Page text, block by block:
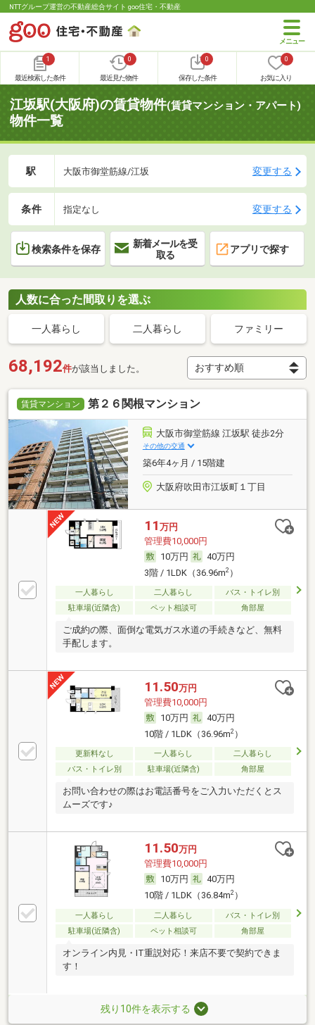
NTTグループ運営の不動産総合サイト goo住宅・不動産
1
最近検索した条件
0
最近見た物件
0
保存した条件
0
お気に入り
江坂駅(大阪府)の賃貸物件(賃貸マンション・アパート)
物件一覧
駅 大阪市御堂筋線/江坂 変更する
条件 指定なし 変更する
検索条件を保存
新着メールを受
取る
アプリで探す
人数に合った間取りを選ぶ
一人暮らし 二人暮らし ファミリー
68,192件が該当しました。
賃貸マンション 第２６関根マンション
大阪市御堂筋線 江坂駅 徒歩2分
その他の交通
築6年4ヶ月 / 15階建
大阪府吹田市江坂町１丁目
11 万円
管理費10,000円
10万円
40万円
3階 / 1LDK（36.96m2）
一人暮らし 二人暮らし
バス・トイレ別
駐車場(近隣含)
ペット相談可 角部屋
ご成約の際、面倒な電気ガス水道の手続きなど、無料
手配します。
11.50万円
管理費10,000円
10万円
40万円
10階 / 1LDK（36.96m2）
更新料なし 一人暮らし
二人暮らし
バス・トイレ別
駐車場(近隣含) 角部屋
お問い合わせの際はお電話番号をご入力いただくとス
ムーズです♪
11.50万円
管理費10,000円
10万円
40万円
10階 / 1LDK（36.84m2）
一人暮らし 二人暮らし
バス・トイレ別
駐車場(近隣含)
ペット相談可 角部屋
オンライン内見・IT重説対応！来店不要で契約できま
す！
残り10件を表示する